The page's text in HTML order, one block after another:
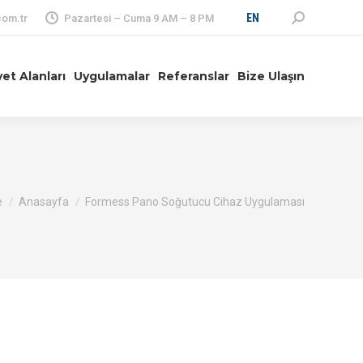
Pazartesi – Cuma 9 AM – 8 PM EN Search:
Alanları Uygulamalar Referanslar Bize Ulaşın
here:
Anasayfa Formess Pano Soğutucu Cihaz Uygulaması